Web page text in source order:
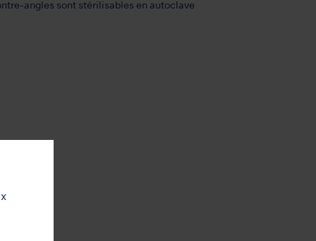
angles sont stérilisables en autoclave